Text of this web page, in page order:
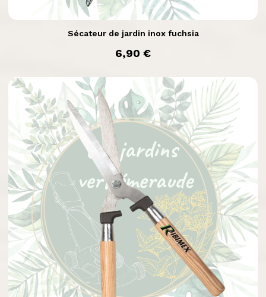
 Aperçu rapide
Sécateur de jardin inox fuchsia
prix
6,90 €